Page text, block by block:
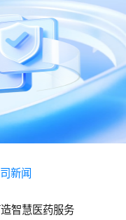
新闻
智慧医药服务